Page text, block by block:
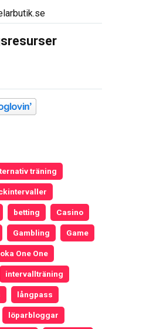
träning
betting Casino
Gambling Game
One One
intervallträning
långpass
löparbloggar